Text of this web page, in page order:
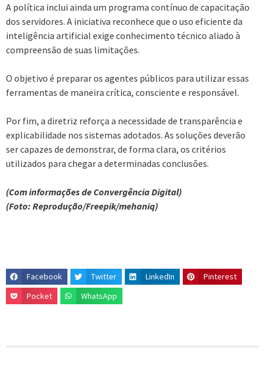
A política inclui ainda um programa contínuo de capacitação
dos servidores. A iniciativa reconhece que o uso eficiente da
inteligência artificial exige conhecimento técnico aliado à
compreensão de suas limitações.
O objetivo é preparar os agentes públicos para utilizar essas
ferramentas de maneira crítica, consciente e responsável.
Por fim, a diretriz reforça a necessidade de transparência e
explicabilidade nos sistemas adotados. As soluções deverão
ser capazes de demonstrar, de forma clara, os critérios
utilizados para chegar a determinadas conclusões.
(Com informações de Convergência Digital)
(Foto: Reprodução/Freepik/mehaniq)
Facebook Twitter LinkedIn
Pinterest
Pocket
WhatsApp